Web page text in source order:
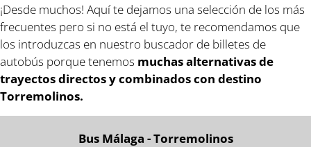
¡Desde muchos! Aquí te dejamos una selección de los más
frecuentes pero si no está el tuyo, te recomendamos que
los introduzcas en nuestro buscador de billetes de
autobús porque tenemos muchas alternativas de
trayectos directos y combinados con destino
Torremolinos.
Bus Málaga - Torremolinos